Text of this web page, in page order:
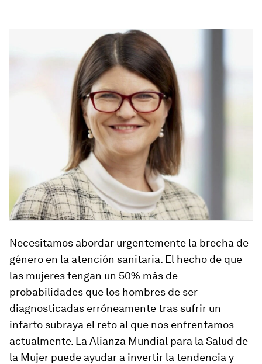
Necesitamos abordar urgentemente la brecha de
género en la atención sanitaria. El hecho de que
las mujeres tengan un 50% más de
probabilidades que los hombres de ser
diagnosticadas erróneamente tras sufrir un
infarto subraya el reto al que nos enfrentamos
actualmente. La Alianza Mundial para la Salud de
la Mujer puede ayudar a invertir la tendencia y